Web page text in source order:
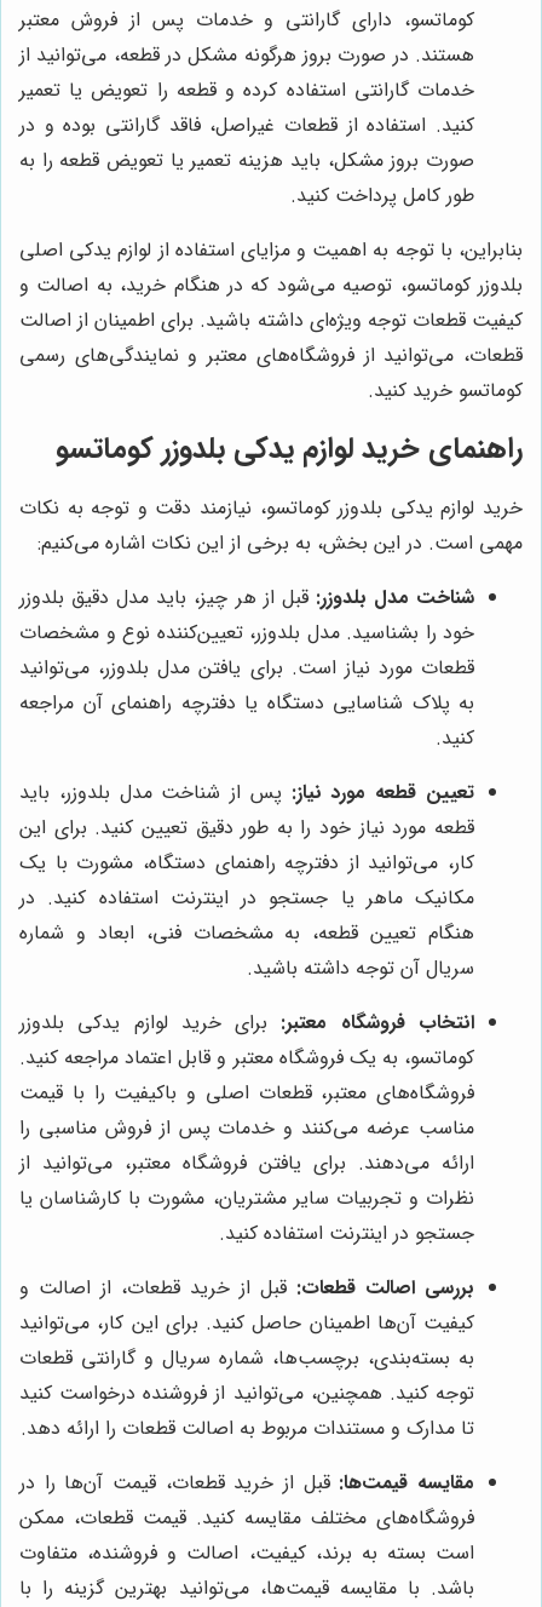
کوماتسو، دارای گارانتی و خدمات پس از فروش معتبر
هستند. در صورت بروز هرگونه مشکل در قطعه، می‌توانید از
خدمات گارانتی استفاده کرده و قطعه را تعویض یا تعمیر
کنید. استفاده از قطعات غیراصل، فاقد گارانتی بوده و در
صورت بروز مشکل، باید هزینه تعمیر یا تعویض قطعه را به
طور کامل پرداخت کنید.
بنابراین، با توجه به اهمیت و مزایای استفاده از لوازم یدکی اصلی
بلدوزر کوماتسو، توصیه می‌شود که در هنگام خرید، به اصالت و
کیفیت قطعات توجه ویژه‌ای داشته باشید. برای اطمینان از اصالت
قطعات، می‌توانید از فروشگاه‌های معتبر و نمایندگی‌های رسمی
کوماتسو خرید کنید.
راهنمای خرید لوازم یدکی بلدوزر کوماتسو
خرید لوازم یدکی بلدوزر کوماتسو، نیازمند دقت و توجه به نکات
مهمی است. در این بخش، به برخی از این نکات اشاره می‌کنیم:
شناخت مدل بلدوزر: قبل از هر چیز، باید مدل دقیق بلدوزر
خود را بشناسید. مدل بلدوزر، تعیین‌کننده نوع و مشخصات
قطعات مورد نیاز است. برای یافتن مدل بلدوزر، می‌توانید
به پلاک شناسایی دستگاه یا دفترچه راهنمای آن مراجعه
کنید.
تعیین قطعه مورد نیاز: پس از شناخت مدل بلدوزر، باید
قطعه مورد نیاز خود را به طور دقیق تعیین کنید. برای این
کار، می‌توانید از دفترچه راهنمای دستگاه، مشورت با یک
مکانیک ماهر یا جستجو در اینترنت استفاده کنید. در
هنگام تعیین قطعه، به مشخصات فنی، ابعاد و شماره
سریال آن توجه داشته باشید.
انتخاب فروشگاه معتبر: برای خرید لوازم یدکی بلدوزر
کوماتسو، به یک فروشگاه معتبر و قابل اعتماد مراجعه کنید.
فروشگاه‌های معتبر، قطعات اصلی و باکیفیت را با قیمت
مناسب عرضه می‌کنند و خدمات پس از فروش مناسبی را
ارائه می‌دهند. برای یافتن فروشگاه معتبر، می‌توانید از
نظرات و تجربیات سایر مشتریان، مشورت با کارشناسان یا
جستجو در اینترنت استفاده کنید.
بررسی اصالت قطعات: قبل از خرید قطعات، از اصالت و
کیفیت آن‌ها اطمینان حاصل کنید. برای این کار، می‌توانید
به بسته‌بندی، برچسب‌ها، شماره سریال و گارانتی قطعات
توجه کنید. همچنین، می‌توانید از فروشنده درخواست کنید
تا مدارک و مستندات مربوط به اصالت قطعات را ارائه دهد.
مقایسه قیمت‌ها: قبل از خرید قطعات، قیمت آن‌ها را در
فروشگاه‌های مختلف مقایسه کنید. قیمت قطعات، ممکن
است بسته به برند، کیفیت، اصالت و فروشنده، متفاوت
باشد. با مقایسه قیمت‌ها، می‌توانید بهترین گزینه را با